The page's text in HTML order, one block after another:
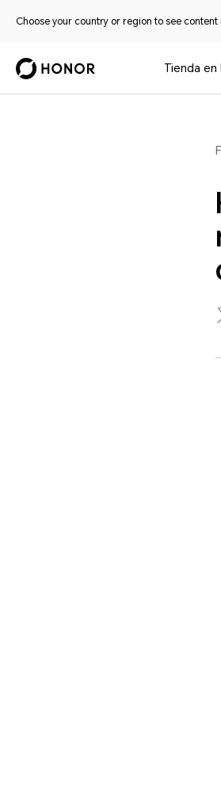
Choose your country or region to see
Tienda en